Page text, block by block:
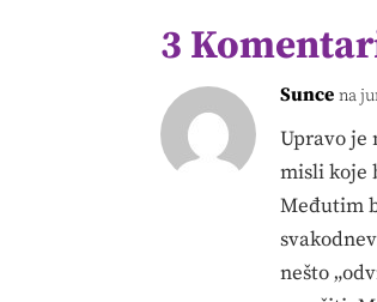
3
Sunce na
Upravo je
misli koje
Međutim
nešto